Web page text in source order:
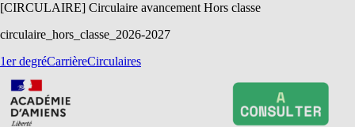
[CIRCULAIRE] Circulaire avancement Hors classe
circulaire_hors_classe_2026-2027
1er degréCarrièreCirculaires